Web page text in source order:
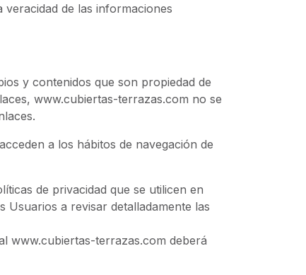
de las informaciones
y contenidos que son propiedad de
www.cubiertas-terrazas.com no se
a los hábitos de navegación de
de privacidad que se utilicen en
Usuarios a revisar detalladamente las
www.cubiertas-terrazas.com deberá